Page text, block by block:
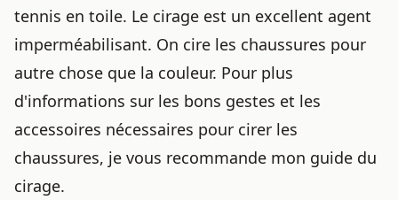
tennis en toile. Le cirage est un excellent agent
imperméabilisant. On cire les chaussures pour
autre chose que la couleur. Pour plus
d'informations sur les bons gestes et les
accessoires nécessaires pour cirer les
chaussures, je vous recommande mon guide du
cirage.